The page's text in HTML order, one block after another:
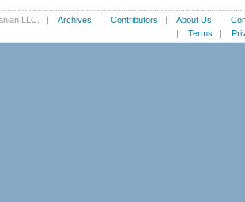
LLC. | Archives | Contributors | About Us |
| Terms |